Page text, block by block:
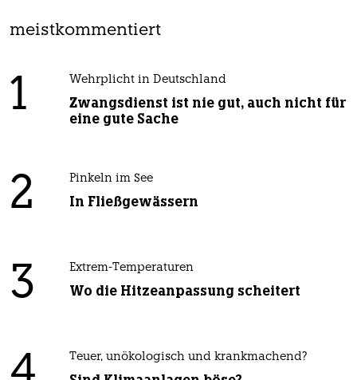
meistkommentiert
1 Wehrplicht in Deutschland
Zwangsdienst ist nie gut, auch nicht für
eine gute Sache
2 Pinkeln im See
In Fließgewässern
3 Extrem-Temperaturen
Wo die Hitzeanpassung scheitert
Teuer, unökologisch und krankmachend?